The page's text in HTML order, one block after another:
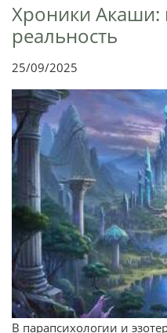
Хроники
реальность
25/09/2025
В парапсихологии и